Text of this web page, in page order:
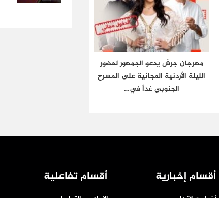
مهرجان جرش يدعو الجمهور لحضور
الليلة الأردنية المجانية على المسرح
الجنوبي غداً في…
أقسام إخبارية أقسام تفاعلية